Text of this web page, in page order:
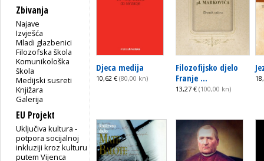
Zbivanja
Najave
Izvješća
Mladi glazbenici
Filozofska škola
Komunikološka
škola
Medijski susreti
Knjižara
Galerija
EU Projekt
Uključiva kultura -
potpora socijalnoj
inkluziji kroz kulturu
putem Vijenca
Djeca medija
10,62 € (80,00 kn)
Filozofijsko djelo
Franje ...
13,27 € (100,00 kn)